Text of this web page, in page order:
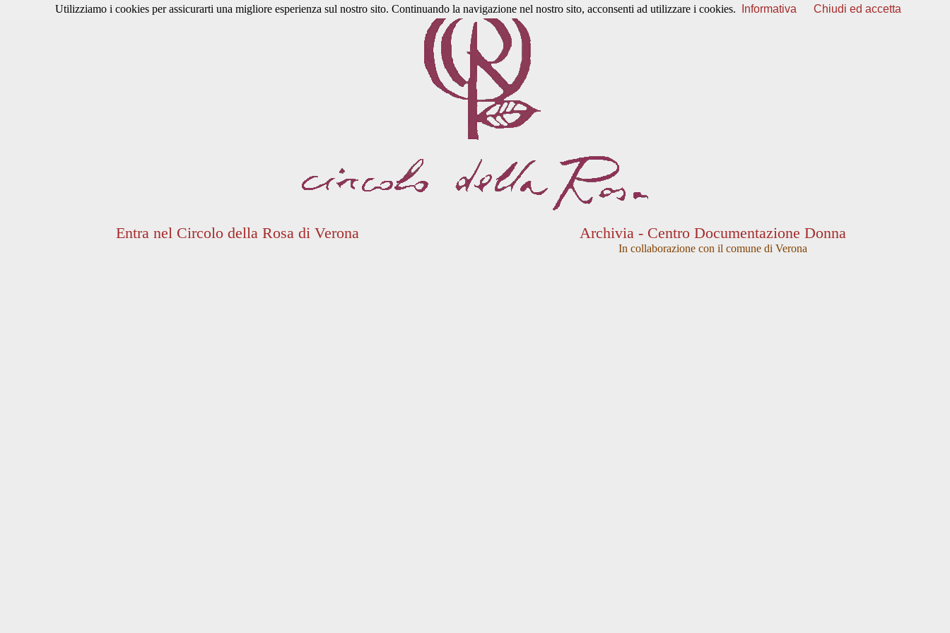
Entra nel Circolo della Rosa di Verona Archivia - Centro Documentazione Donna
In collaborazione con il comune di Verona
Utilizziamo i cookies per assicurarti una migliore esperienza sul nostro sito. Continuando la navigazione nel nostro sito, acconsenti ad utilizzare i cookies. Informativa Chiudi ed accetta